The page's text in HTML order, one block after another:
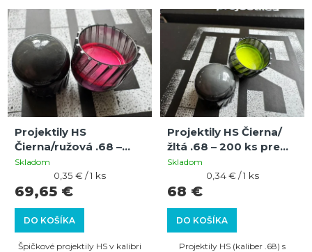
i
e
p
r
o
d
u
k
o
v
V
ý
p
i
s
p
o
d
u
Projektily HS
Čierna/ružová .68 –
200 ks pre magfed a
milsim hry
Skladom
DO KOŠÍKA
69,65 €
Jednotková
cena:
0,35 € / 1 ks
Špičkové projektily HS v kalibri
Projektily HS Čierna/
žltá .68 – 200 ks pre
magfed a milsim hry
Skladom
DO KOŠÍKA
68 €
Jednotková
0,34 € / 1 ks
Projektily HS (kaliber .68) s